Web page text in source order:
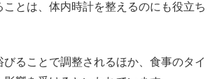
とは、体内時計を整えるのにも役立ち
ることで調整されるほか、食事のタイ